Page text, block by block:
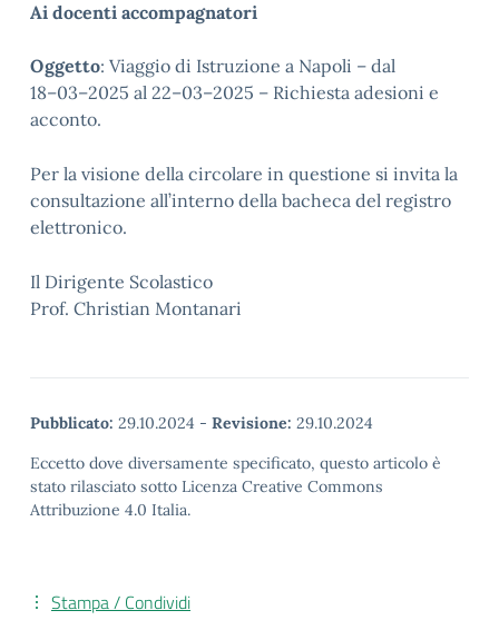
Ai docenti accompagnatori
Oggetto: Viaggio di Istruzione a Napoli – dal
18–03–2025 al 22–03–2025 – Richiesta adesioni e
acconto.
Per la visione della circolare in questione si invita la
consultazione all’interno della bacheca del registro
elettronico.
Il Dirigente Scolastico
Prof. Christian Montanari
Pubblicato: 29.10.2024 - Revisione: 29.10.2024
Eccetto dove diversamente specificato, questo articolo è
stato rilasciato sotto Licenza Creative Commons
Attribuzione 4.0 Italia.
Stampa / Condividi